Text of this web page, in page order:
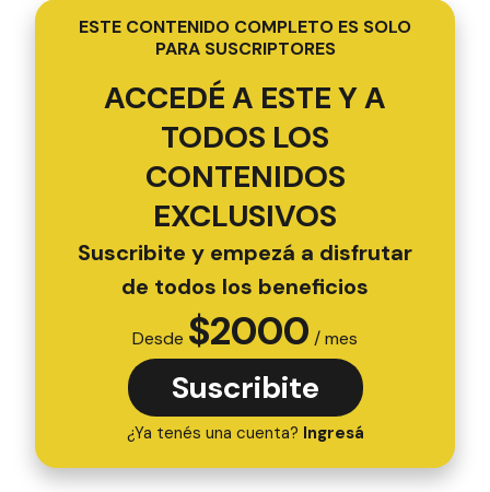
ESTE CONTENIDO COMPLETO ES SOLO
PARA SUSCRIPTORES
ACCEDÉ A ESTE Y A
TODOS LOS
CONTENIDOS
EXCLUSIVOS
Suscribite y empezá a disfrutar
de todos los beneficios
Desde $2000 / mes
Suscribite
¿Ya tenés una cuenta? Ingresá